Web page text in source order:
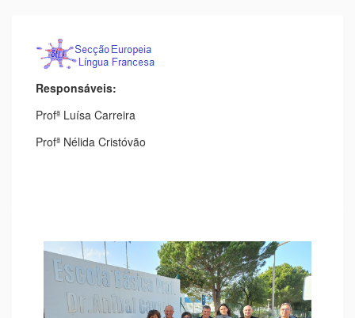
Responsáveis:
Profª Luísa Carreira
Profª Nélida Cristóvão